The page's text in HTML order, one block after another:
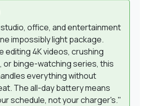
office, and entertainment
impossibly light package.
editing 4K videos, crushing
binge-watching series, this
everything without
The all-day battery means
schedule, not your charger's."